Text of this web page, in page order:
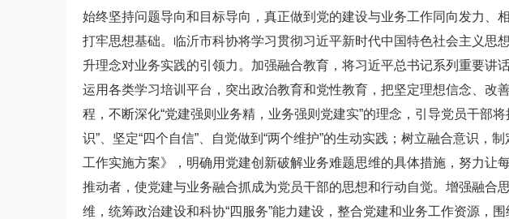
始终坚持问题导向和目标导向，真正做到党的建设与业务工作同向发力、
打牢思想基础。临沂市科协将学习贯彻习近平新时代中国特色社会主义思
升理念对业务实践的引领力。加强融合教育，将习近平总书记系列重要讲
运用各类学习培训平台，突出政治教育和党性教育，把坚定理想信念、改
程，不断深化“党建强则业务精，业务强则党建实”的理念，引导党员干部
识”、坚定“四个自信”、自觉做到“两个维护”的生动实践；树立融合意识，
工作实施方案》，明确用党建创新破解业务难题思维的具体措施，努力让
推动者，使党建与业务融合抓成为党员干部的思想和行动自觉。增强融合
维，统筹政治建设和科协“四服务”能力建设，整合党建和业务工作资源，